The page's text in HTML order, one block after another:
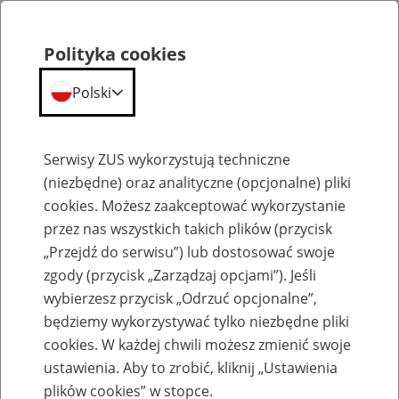
Emerytury
Baza zlikwidowanych lub
przekształconych zakładów pracy
Polityka cookies
Polski
Serwisy ZUS wykorzystują techniczne
(niezbędne) oraz analityczne (opcjonalne) pliki
cookies. Możesz zaakceptować wykorzystanie
przez nas wszystkich takich plików (przycisk
„Przejdź do serwisu”) lub dostosować swoje
zgody (przycisk „Zarządzaj opcjami”). Jeśli
wybierzesz przycisk „Odrzuć opcjonalne”,
będziemy wykorzystywać tylko niezbędne pliki
cookies. W każdej chwili możesz zmienić swoje
ustawienia. Aby to zrobić, kliknij „Ustawienia
plików cookies” w stopce.